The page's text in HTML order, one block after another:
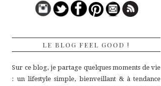
LE BLOG FEEL GOOD !
Sur ce blog, je partage quelques moments de vie
:unlifestyle simple, bienveillant & à tendance